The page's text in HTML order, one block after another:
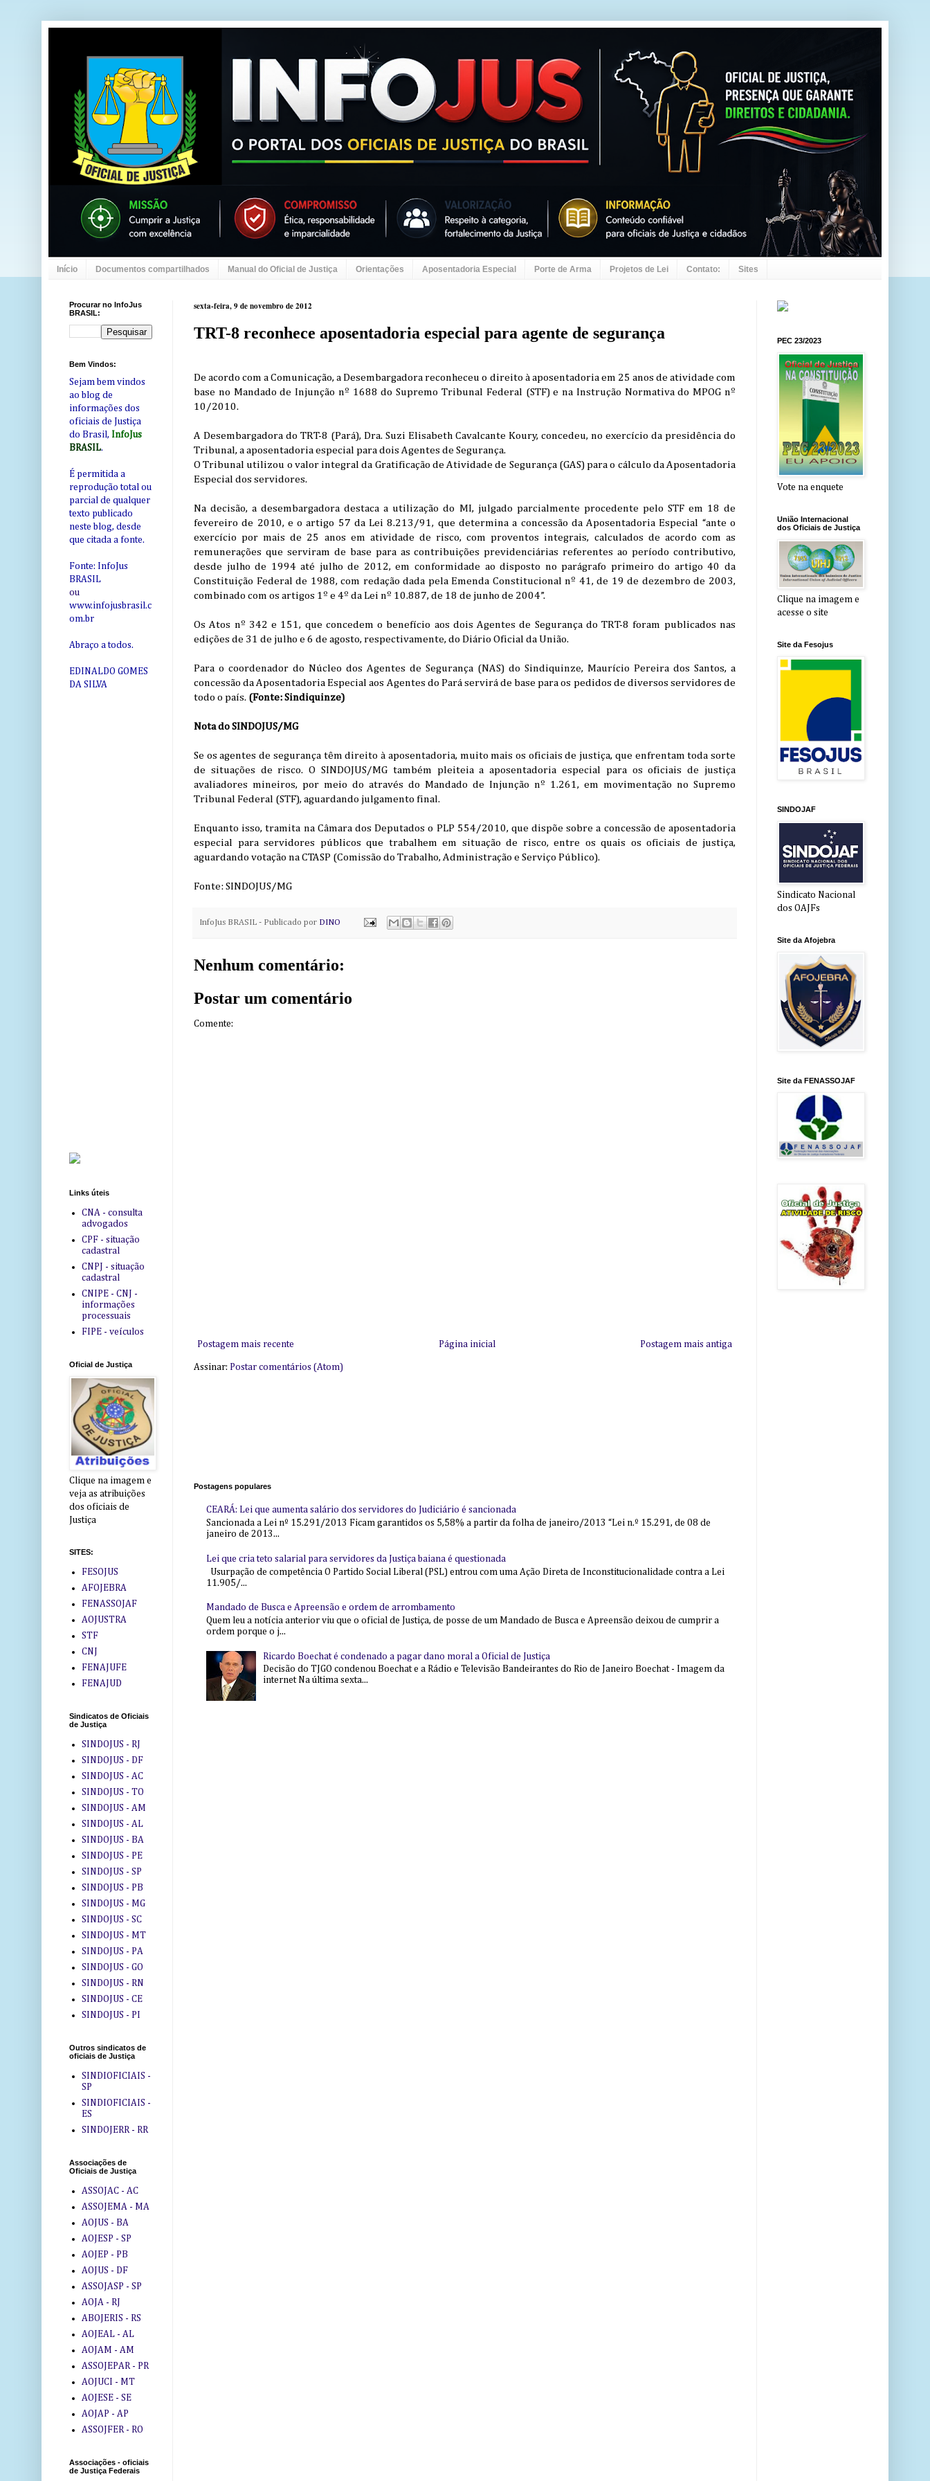
Início Documentos compartilhados Manual do Oficial de Justiça Orientações Aposentadoria Especial Porte de Arma Projetos de Lei Contato: Sites
sexta-feira, 9 de novembro de 2012
TRT-8 reconhece aposentadoria especial para agente de segurança
De acordo com a Comunicação, a Desembargadora reconheceu o direito à aposentadoria em 25 anos de atividade com
base no Mandado de Injunção nº 1688 do Supremo Tribunal Federal (STF) e na Instrução Normativa do MPOG nº
10/2010.
A Desembargadora do TRT-8 (Pará), Dra. Suzi Elisabeth Cavalcante Koury, concedeu, no exercício da presidência do
Tribunal, a aposentadoria especial para dois Agentes de Segurança.
O Tribunal utilizou o valor integral da Gratificação de Atividade de Segurança (GAS) para o cálculo da Aposentadoria
Especial dos servidores.
Na decisão, a desembargadora destaca a utilização do MI, julgado parcialmente procedente pelo STF em 18 de
fevereiro de 2010, e o artigo 57 da Lei 8.213/91, que determina a concessão da Aposentadoria Especial “ante o
exercício por mais de 25 anos em atividade de risco, com proventos integrais, calculados de acordo com as
remunerações que serviram de base para as contribuições previdenciárias referentes ao período contributivo,
desde julho de 1994 até julho de 2012, em conformidade ao disposto no parágrafo primeiro do artigo 40 da
Constituição Federal de 1988, com redação dada pela Emenda Constitucional nº 41, de 19 de dezembro de 2003,
combinado com os artigos 1º e 4º da Lei nº 10.887, de 18 de junho de 2004”.
Os Atos nº 342 e 151, que concedem o benefício aos dois Agentes de Segurança do TRT-8 foram publicados nas
edições de 31 de julho e 6 de agosto, respectivamente, do Diário Oficial da União.
Para o coordenador do Núcleo dos Agentes de Segurança (NAS) do Sindiquinze, Maurício Pereira dos Santos, a
concessão da Aposentadoria Especial aos Agentes do Pará servirá de base para os pedidos de diversos servidores de
todo o país. (Fonte: Sindiquinze)
Nota do SINDOJUS/MG
Se os agentes de segurança têm direito à aposentadoria, muito mais os oficiais de justiça, que enfrentam toda sorte
de situações de risco. O SINDOJUS/MG também pleiteia a aposentadoria especial para os oficiais de justiça
avaliadores mineiros, por meio do através do Mandado de Injunção nº 1.261, em movimentação no Supremo
Tribunal Federal (STF), aguardando julgamento final.
Enquanto isso, tramita na Câmara dos Deputados o PLP 554/2010, que dispõe sobre a concessão de aposentadoria
especial para servidores públicos que trabalhem em situação de risco, entre os quais os oficiais de justiça,
aguardando votação na CTASP (Comissão do Trabalho, Administração e Serviço Público).
Fonte: SINDOJUS/MG
InfoJus BRASIL - Publicado por DINO
Nenhum comentário:
Postar um comentário
Comente:
Postagem mais recente Postagem mais antiga
Página inicial
Assinar: Postar comentários (Atom)
Postagens populares
CEARÁ: Lei que aumenta salário dos servidores do Judiciário é sancionada
Sancionada a Lei nº 15.291/2013 Ficam garantidos os 5,58% a partir da folha de janeiro/2013 “Lei n.º 15.291, de 08 de
janeiro de 2013...
Lei que cria teto salarial para servidores da Justiça baiana é questionada
Usurpação de competência O Partido Social Liberal (PSL) entrou com uma Ação Direta de Inconstitucionalidade contra a Lei
11.905/...
Mandado de Busca e Apreensão e ordem de arrombamento
Quem leu a notícia anterior viu que o oficial de Justiça, de posse de um Mandado de Busca e Apreensão deixou de cumprir a
ordem porque o j...
Ricardo Boechat é condenado a pagar dano moral a Oficial de Justiça
Decisão do TJGO condenou Boechat e a Rádio e Televisão Bandeirantes do Rio de Janeiro Boechat - Imagem da
internet Na última sexta...
Procurar no InfoJus
BRASIL:
Bem Vindos:
Sejam bem vindos
ao blog de
informações dos
oficiais de Justiça
do Brasil, InfoJus
BRASIL.
É permitida a
reprodução total ou
parcial de qualquer
texto publicado
neste blog, desde
que citada a fonte.
Fonte: InfoJus
BRASIL
ou
www.infojusbrasil.c
om.br
Abraço a todos.
EDINALDO GOMES
DA SILVA
Links úteis
CNA - consulta
advogados
CPF - situação
cadastral
CNPJ - situação
cadastral
CNIPE - CNJ -
informações
processuais
FIPE - veículos
Oficial de Justiça
Clique na imagem e
veja as atribuições
dos oficiais de
Justiça
SITES:
FESOJUS
AFOJEBRA
FENASSOJAF
AOJUSTRA
STF
CNJ
FENAJUFE
FENAJUD
Sindicatos de Oficiais
de Justiça
SINDOJUS - RJ
SINDOJUS - DF
SINDOJUS - AC
SINDOJUS - TO
SINDOJUS - AM
SINDOJUS - AL
SINDOJUS - BA
SINDOJUS - PE
SINDOJUS - SP
SINDOJUS - PB
SINDOJUS - MG
SINDOJUS - SC
SINDOJUS - MT
SINDOJUS - PA
SINDOJUS - GO
SINDOJUS - RN
SINDOJUS - CE
SINDOJUS - PI
Outros sindicatos de
oficiais de Justiça
SINDIOFICIAIS -
SP
SINDIOFICIAIS -
ES
SINDOJERR - RR
Associações de
Oficiais de Justiça
ASSOJAC - AC
ASSOJEMA - MA
AOJUS - BA
AOJESP - SP
AOJEP - PB
AOJUS - DF
ASSOJASP - SP
AOJA - RJ
ABOJERIS - RS
AOJEAL - AL
AOJAM - AM
ASSOJEPAR - PR
AOJUCI - MT
AOJESE - SE
AOJAP - AP
ASSOJFER - RO
Associações - oficiais
de Justiça Federais
PEC 23/2023
Vote na enquete
União Internacional
dos Oficiais de Justiça
Clique na imagem e
acesse o site
Site da Fesojus
SINDOJAF
Sindicato Nacional
dos OAJFs
Site da Afojebra
Site da FENASSOJAF